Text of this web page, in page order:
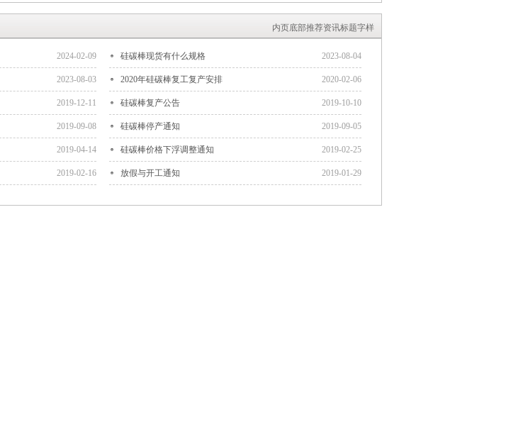
内页底部推荐资讯标题字样
2024-02-09 2023-08-04
硅碳棒现货有什么规格
2023-08-03 2020-02-06
2020年硅碳棒复工复产安排
2019-12-11 2019-10-10
硅碳棒复产公告
2019-09-08 2019-09-05
硅碳棒停产通知
2019-04-14 2019-02-25
硅碳棒价格下浮调整通知
2019-02-16 2019-01-29
放假与开工通知